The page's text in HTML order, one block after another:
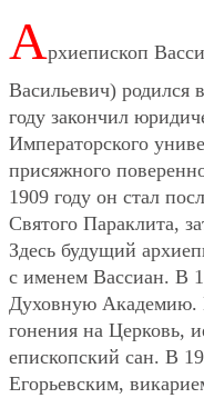
Архиепископ
Васильевич) родился
году закончил
Императорского
присяжного
1909 году он стал
Святого Параклита,
Здесь будущий
с именем Вассиан. В
Духовную Академию.
гонения на Церковь,
епископский сан. В
Егорьевским,